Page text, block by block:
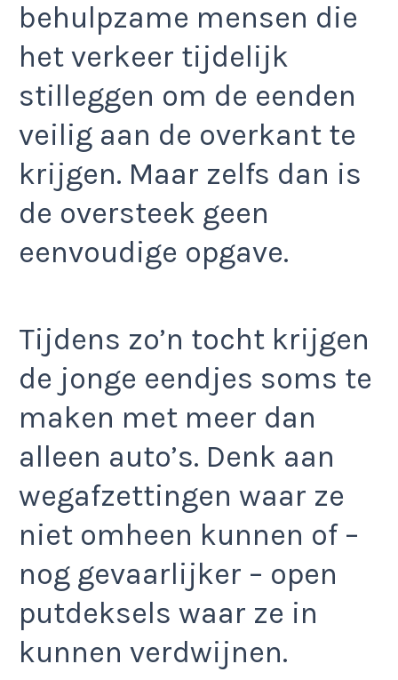
behulpzame mensen die
het verkeer tijdelijk
stilleggen om de eenden
veilig aan de overkant te
krijgen. Maar zelfs dan is
de oversteek geen
eenvoudige opgave.
Tijdens zo’n tocht krijgen
de jonge eendjes soms te
maken met meer dan
alleen auto’s. Denk aan
wegafzettingen waar ze
niet omheen kunnen of –
nog gevaarlijker – open
putdeksels waar ze in
kunnen verdwijnen.